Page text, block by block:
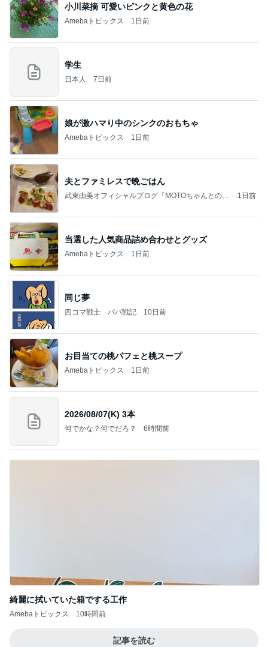
小川菜摘 可愛いピンクと黄色の花
Amebaトピックス 1日前
学生
日本人 7日前
娘が激ハマり中のシンクのおもちゃ
Amebaトピックス 1日前
夫とファミレスで晩ごはん
武東由美オフィシャルブログ「MOTOちゃんとのは
1日前
当選した人気商品詰め合わせとグッズ
Amebaトピックス 1日前
同じ夢
四コマ戦士 パパ戦記 10日前
お目当ての桃パフェと桃スープ
Amebaトピックス 1日前
2026/08/07(K) 3本
何でかな？何でだろ？ 6時間前
綺麗に拭いていた箱でする工作
Amebaトピックス 10時間前
記事を読む